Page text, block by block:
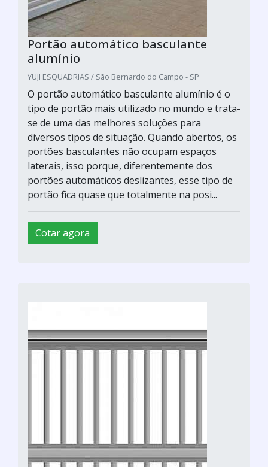
Portão automático basculante
alumínio
YUJI ESQUADRIAS / São Bernardo do Campo - SP
O portão automático basculante alumínio é o
tipo de portão mais utilizado no mundo e trata-
se de uma das melhores soluções para
diversos tipos de situação. Quando abertos, os
portões basculantes não ocupam espaços
laterais, isso porque, diferentemente dos
portões automáticos deslizantes, esse tipo de
portão fica quase que totalmente na posi...
Cotar agora